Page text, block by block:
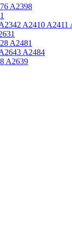
A2398
A2410 A2411
A2481
A2484
A2639